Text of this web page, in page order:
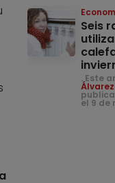
Seis
. Este
el 9 de